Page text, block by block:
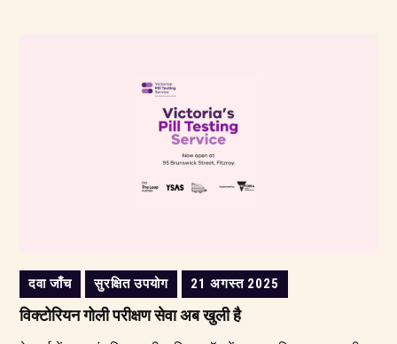
दवा जाँच सुरक्षित उपयोग 21 अगस्त 2025
विक्टोरियन गोली परीक्षण सेवा अब खुली है